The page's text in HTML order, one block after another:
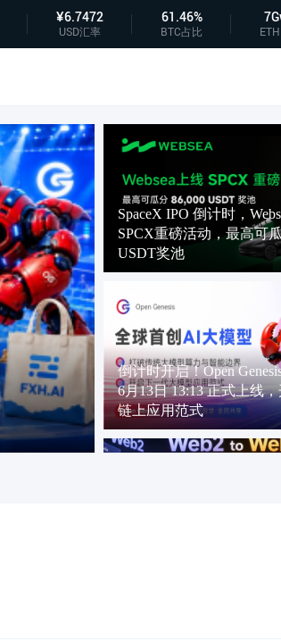
¥6.7472
USD汇率
61.46%
BTC占比
FXH.AI生态版图持续
SpaceX IPO 倒计时，
SPCX重磅活动，最高可
USDT奖池
倒计时开启！Open
6月13日 13:13 正式上线
链上应用范式